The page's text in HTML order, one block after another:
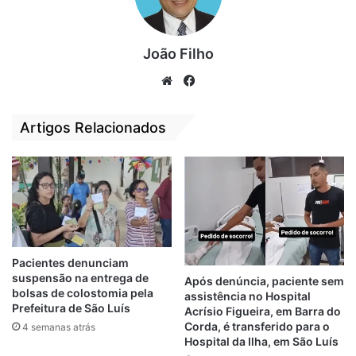
A campanha seguirá até o dia 3 de junho e
terá, ainda, uma segunda etapa, conforme
isso, a convocação dos públicos elegíveis
para a vacinação se dará de forma
escalonada, considerando grupos
prioritários, com o objetivo principal de
evitar surtos de Influenza – doença que
pode levar à morte e sobrecarregar os
serviços de saúde.
Para se vacinar contra a Influenza nesta
primeira etapa, que vai até o dia 2 de maio,
idosos e trabalhadores da saúde
convocados deverão se dirigir a um dos
João Filho
We
Artigos Relacionados
Pacientes denunciam
suspensão na entrega de
bolsas de colostomia pela
Prefeitura de São Luís
4 semanas atrás
Após denúncia, paciente sem
assistência no Hospital
Acrísio Figueira, em Barra do
Corda, é transferido para o
Hospital da Ilha, em São Luís